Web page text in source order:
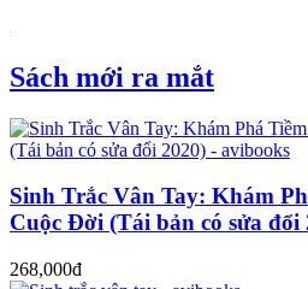
Sách mới ra mắt
Sinh Trắc Vân Tay: Khám
Cuộc Đời (Tái bản có sửa đổi
268,000đ